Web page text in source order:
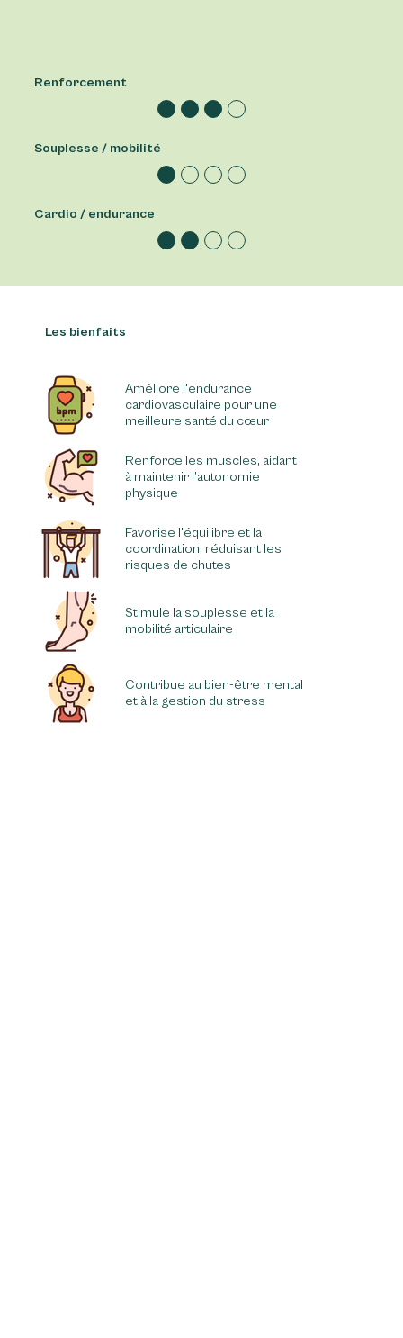
Renforcement
Souplesse / mobilité
Cardio / endurance
Les bienfaits
Améliore l'endurance
cardiovasculaire pour une
meilleure santé du cœur
Renforce les muscles, aidant
à maintenir l’autonomie
physique
Favorise l'équilibre et la
coordination, réduisant les
risques de chutes
Stimule la souplesse et la
mobilité articulaire
Contribue au bien-être mental
et à la gestion du stress